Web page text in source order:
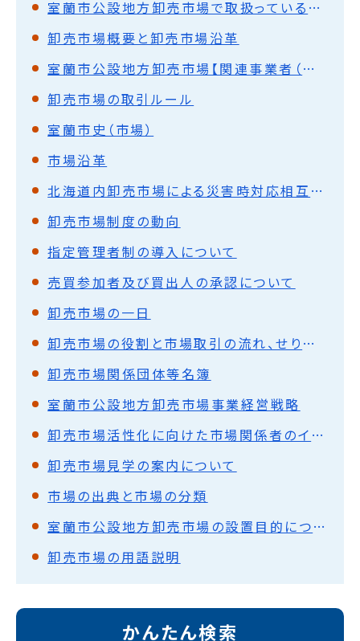
室蘭市公設地方卸売市場で取扱っている生鮮水産物の産地
卸売市場概要と卸売市場沿革
室蘭市公設地方卸売市場【関連事業者（関連店舗使用者）】の募集について（継続募集中）
卸売市場の取引ルール
室蘭市史（市場）
市場沿革
北海道内卸売市場による災害時対応相互応援協定について
卸売市場制度の動向
指定管理者制の導入について
売買参加者及び買出人の承認について
卸売市場の一日
卸売市場の役割と市場取引の流れ、せり時間について
卸売市場関係団体等名簿
室蘭市公設地方卸売市場事業経営戦略
卸売市場活性化に向けた市場関係者のイベント実施について
卸売市場見学の案内について
市場の出典と市場の分類
室蘭市公設地方卸売市場の設置目的について
卸売市場の用語説明
かんたん検索